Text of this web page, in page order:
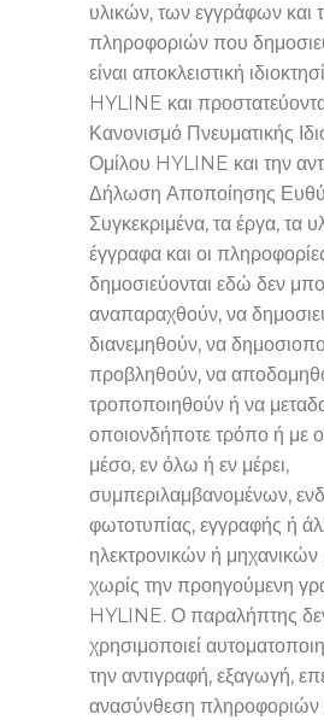
υλικών, των εγγράφων και
πληροφοριών που
είναι αποκλειστική
HYLINE και
Κανονισμό Πνευματικής
Ομίλου HYLINE και την
Δήλωση Αποποίησης
Συγκεκριμένα, τα έργα, τα
έγγραφα και οι
δημοσιεύονται εδώ δεν
αναπαραχθούν, να
διανεμηθούν, να
προβληθούν, να
τροποποιηθούν ή να
οποιονδήποτε τρόπο ή με
μέσο, εν όλω ή εν μέρει,
συμπεριλαμβανομένων,
φωτοτυπίας, εγγραφής ή
ηλεκτρονικών ή
χωρίς την προηγούμενη
HYLINE. Ο παραλήπτης
χρησιμοποιεί
την αντιγραφή, εξαγωγή,
ανασύνθεση